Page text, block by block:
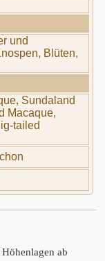
und
Blüten,
Sundaland
Macaque,
tailed
ab